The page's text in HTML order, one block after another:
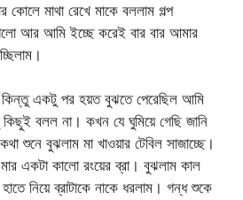
কোলে মাথা রেখে মাকে বললাম গল্প
আর আমি ইচ্ছে করেই বার বার আমার
একটু পর হয়ত বুঝতে পেরেছিল আমি
বলল না। কখন যে ঘুমিয়ে গেছি জানি
শুনে বুঝলাম মা খাওয়ার টেবিল সাজাচ্ছে।
মার একটা কালো রংয়ের ব্রা। বুঝলাম কাল
নিয়ে ব্রাটাকে নাকে ধরলাম। গন্ধ শুকে